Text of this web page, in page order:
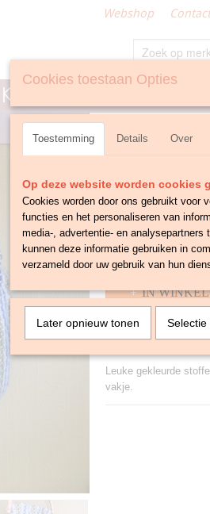
Webshop Contact
KNOPEN
Stoffen
✓ Op voorraad-
Aantal
IN
Omschrijving
Leuke gekleurde
vakje.
Cookies toestaan Opties
Toestemming Details Over
Op deze website worden cookies
Cookies worden door ons gebruikt voor
functies en het personaliseren van
media-, advertentie- en
kunnen deze informatie gebruiken in
verzameld door uw gebruik van hun
Later opnieuw tonen Selectie